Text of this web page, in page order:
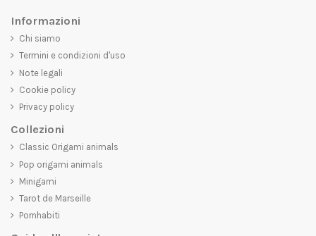
Informazioni
Chi siamo
Termini e condizioni d'uso
Note legali
Cookie policy
Privacy policy
Collezioni
Classic Origami animals
Pop origami animals
Minigami
Tarot de Marseille
Pornhabiti